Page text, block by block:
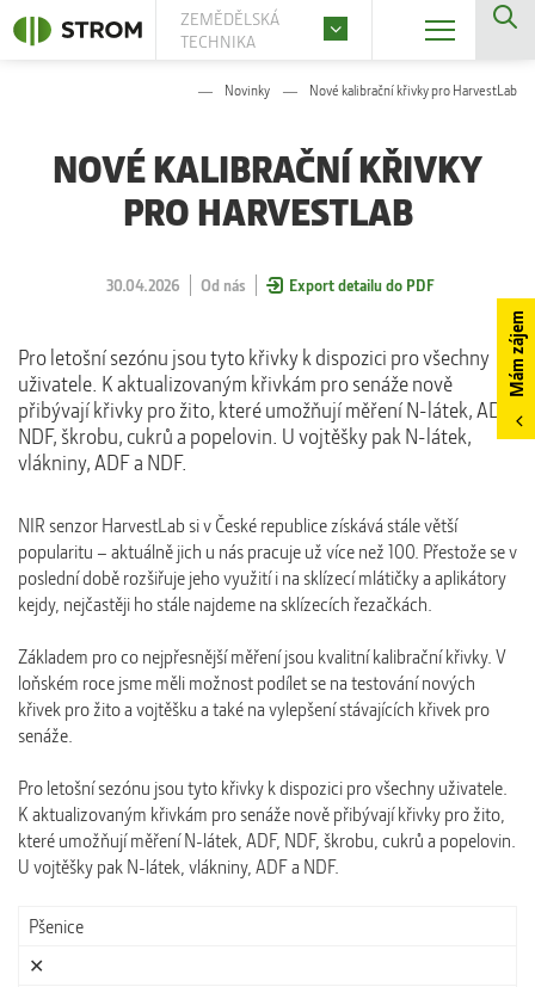
ZEMĚDĚLSKÁ
TECHNIKA
Mám zájem
Novinky Nové kalibrační křivky pro HarvestLab
NOVÉ KALIBRAČNÍ KŘIVKY
PRO HARVESTLAB
30.04.2026 Od nás Export detailu do PDF
Pro letošní sezónu jsou tyto křivky k dispozici pro všechny
uživatele. K aktualizovaným křivkám pro senáže nově
přibývají křivky pro žito, které umožňují měření N-látek, ADF,
NDF, škrobu, cukrů a popelovin. U vojtěšky pak N-látek,
vlákniny, ADF a NDF.
NIR senzor HarvestLab si v České republice získává stále větší
popularitu – aktuálně jich u nás pracuje už více než 100. Přestože se v
poslední době rozšiřuje jeho využití i na sklízecí mlátičky a aplikátory
kejdy, nejčastěji ho stále najdeme na sklízecích řezačkách.
Základem pro co nejpřesnější měření jsou kvalitní kalibrační křivky. V
loňském roce jsme měli možnost podílet se na testování nových
křivek pro žito a vojtěšku a také na vylepšení stávajících křivek pro
senáže.
Pro letošní sezónu jsou tyto křivky k dispozici pro všechny uživatele.
K aktualizovaným křivkám pro senáže nově přibývají křivky pro žito,
které umožňují měření N-látek, ADF, NDF, škrobu, cukrů a popelovin.
U vojtěšky pak N-látek, vlákniny, ADF a NDF.
Pšenice
✕